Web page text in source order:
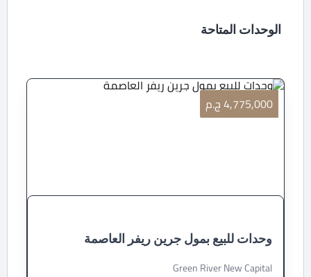
الوحدات المتاحة
4,775,000 ج.م
وحدات للبيع بمول جرين ريفر العاصمة
Green River New Capital